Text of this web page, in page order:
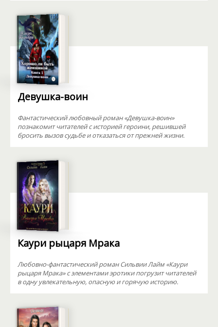
Девушка-воин
Фантастический любовный роман «Девушка-воин»
познакомит читателей с историей героини, решившей
бросить вызов судьбе и отказаться от прежней жизни.
Каури рыцаря Мрака
Любовно-фантастический роман Сильвии Лайм «Каури
рыцаря Мрака» с элементами эротики погрузит читателей
в одну увлекательную, опасную и горячую историю.